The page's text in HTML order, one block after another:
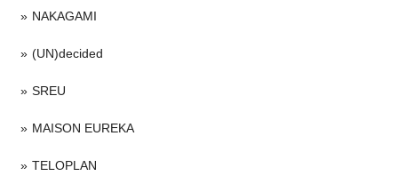
NAKAGAMI
(UN)decided
SREU
MAISON EUREKA
TELOPLAN